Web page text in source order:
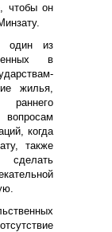
чтобы он
один из
в
жилья,
когда
также